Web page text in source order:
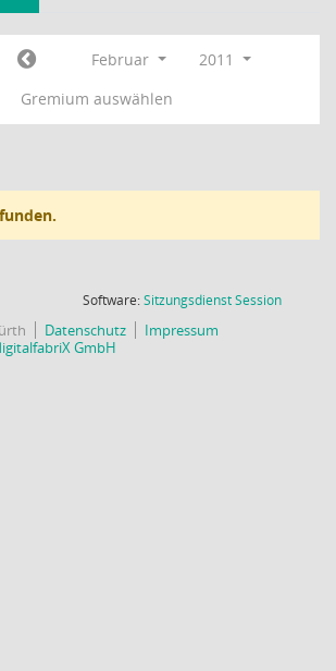
Februar
2011
Gremium auswählen
Software:SitzungsdienstSession(Wird in
Datenschutz
Impressum
GmbH